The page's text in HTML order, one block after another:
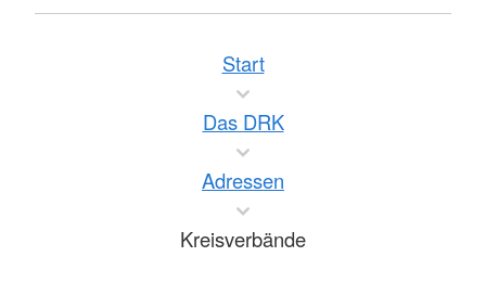
Start
Das DRK
Adressen
Kreisverbände